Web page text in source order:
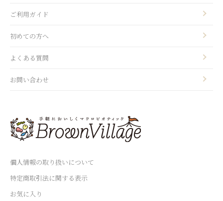
個人情報の取り扱いについて
特定商取引法に関する表示
お気に入り
ご利用ガイド
初めての方へ
よくある質問
お問い合わせ